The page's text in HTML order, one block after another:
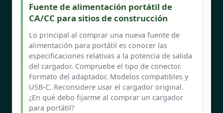
Fuente de alimentación portátil de
CA/CC para sitios de construcción
Lo principal al comprar una nueva fuente de
alimentación para portátil es conocer las
especificaciones relativas a la potencia de salida
del cargador. Compruebe el tipo de conector.
Formato del adaptador. Modelos compatibles y
USB-C. Reconsidere usar el cargador original.
¿En qué debo fijarme al comprar un cargador
para portátil?